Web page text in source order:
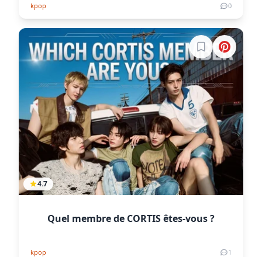
kpop 0
4.7
Connectez-
Quel membre de CORTIS êtes-vous ?
kpop 1